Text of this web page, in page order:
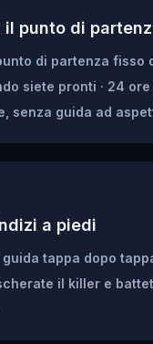
il punto di
di partenza fisso
siete pronti · 24
senza guida ad
a piedi
tappa dopo
il killer e